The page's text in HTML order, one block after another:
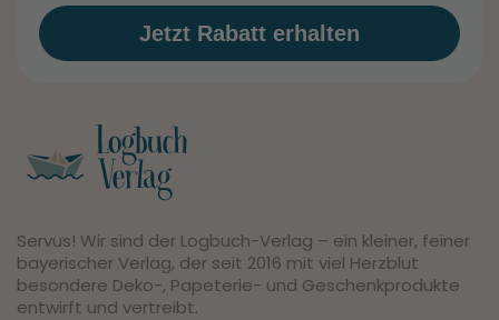
Jetzt Rabatt erhalten
Servus! Wir sind der Logbuch-Verlag – ein kleiner, feiner
bayerischer Verlag, der seit 2016 mit viel Herzblut
besondere Deko-, Papeterie- und Geschenkprodukte
entwirft und vertreibt.